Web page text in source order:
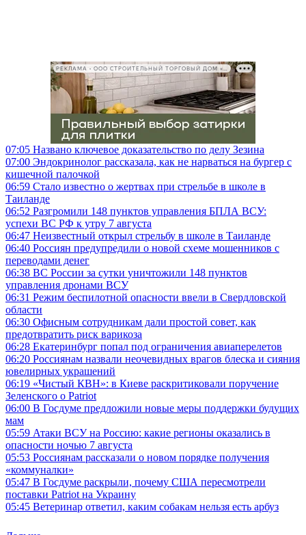
РЕКЛАМА • ООО СТРОИТЕЛЬНЫЙ ТОРГОВЫЙ ДОМ «ПЕТРОВИЧ», ИНН 7802348846
07:05 Названо ключевое доказательство по делу Зезина
07:00 Эндокринолог рассказала, как не нарваться на бургер с
кишечной палочкой
06:59 Стало известно о жертвах при стрельбе в школе в
Таиланде
06:52 Разгромили 148 пунктов управления БПЛА ВСУ:
успехи ВС РФ к утру 7 августа
06:47 Неизвестный открыл стрельбу в школе в Таиланде
06:40 Россиян предупредили о новой схеме мошенников с
переводами денег
06:38 ВС России за сутки уничтожили 148 пунктов
управления дронами ВСУ
06:31 Режим беспилотной опасности ввели в Свердловской
области
06:30 Офисным сотрудникам дали простой совет, как
предотвратить риск варикоза
06:28 Екатеринбург попал под ограничения авиаперелетов
06:20 Россиянам назвали неочевидных врагов блеска и сияния
ювелирных украшений
06:19 «Чистый КВН»: в Киеве раскритиковали поручение
Зеленского о Patriot
06:00 В Госдуме предложили новые меры поддержки будущих
мам
05:59 Атаки ВСУ на Россию: какие регионы оказались в
опасности ночью 7 августа
05:53 Россиянам рассказали о новом порядке получения
«коммуналки»
05:47 В Госдуме раскрыли, почему США пересмотрели
поставки Patriot на Украину
05:45 Ветеринар ответил, каким собакам нельзя есть арбуз